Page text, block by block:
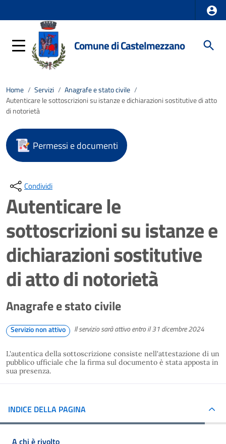
Comune di Castelmezzano
Home / Servizi / Anagrafe e stato civile /
Autenticare le sottoscrizioni su istanze e dichiarazioni sostitutive di atto
di notorietà
Permessi e documenti
Condividi
Autenticare le
sottoscrizioni su istanze e
dichiarazioni sostitutive
di atto di notorietà
Anagrafe e stato civile
Servizio non attivo Il servizio sarà attivo entro il 31 dicembre 2024
L'autentica della sottoscrizione consiste nell'attestazione di un
pubblico ufficiale che la firma sul documento è stata apposta in
sua presenza.
INDICE DELLA PAGINA
A chi è rivolto